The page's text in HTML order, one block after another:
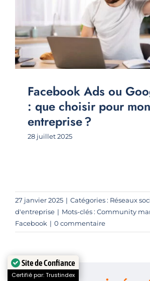
Facebook Ads ou
: que choisir pour mon
entreprise ?
28 juillet 2025
27 janvier 2025 | Catégories : Réseaux
d'entreprise | Mots-clés : Community
Facebook | 0 commentaire
Site de Confiance
Certifié par: Trustindex